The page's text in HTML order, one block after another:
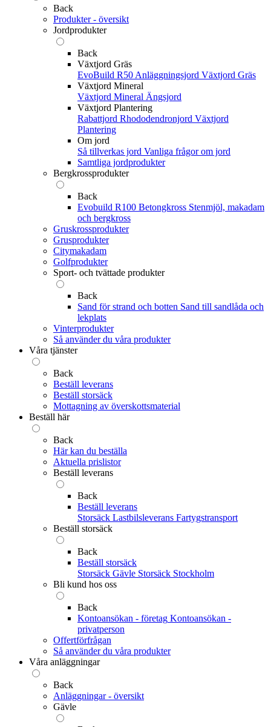
Back
Produkter - översikt
Jordprodukter
Back
Växtjord Gräs
EvoBuild R50 Anläggningsjord Växtjord Gräs
Växtjord Mineral
Växtjord Mineral Ängsjord
Växtjord Plantering
Rabattjord Rhododendronjord Växtjord
Plantering
Om jord
Så tillverkas jord Vanliga frågor om jord
Samtliga jordprodukter
Bergkrossprodukter
Back
Evobuild R100 Betongkross Stenmjöl, makadam
och bergkross
Gruskrossprodukter
Grusprodukter
Citymakadam
Golfprodukter
Sport- och tvättade produkter
Back
Sand för strand och botten Sand till sandlåda och
lekplats
Vinterprodukter
Så använder du våra produkter
Våra tjänster
Back
Beställ leverans
Beställ storsäck
Mottagning av överskottsmaterial
Beställ här
Back
Här kan du beställa
Aktuella prislistor
Beställ leverans
Back
Beställ leverans
Storsäck Lastbilsleverans Fartygstransport
Beställ storsäck
Back
Beställ storsäck
Storsäck Gävle Storsäck Stockholm
Bli kund hos oss
Back
Kontoansökan - företag Kontoansökan -
privatperson
Offertförfrågan
Så använder du våra produkter
Våra anläggningar
Back
Anläggningar - översikt
Gävle